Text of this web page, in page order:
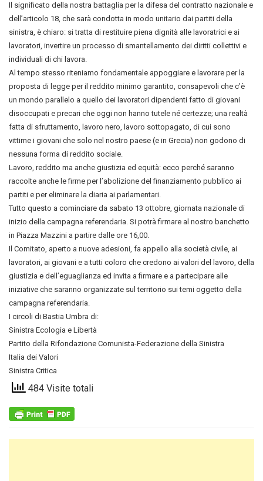
Il significato della nostra battaglia per la difesa del contratto nazionale e
dell’articolo 18, che sarà condotta in modo unitario dai partiti della
sinistra, è chiaro: si tratta di restituire piena dignità alle lavoratrici e ai
lavoratori, invertire un processo di smantellamento dei diritti collettivi e
individuali di chi lavora.
Al tempo stesso riteniamo fondamentale appoggiare e lavorare per la
proposta di legge per il reddito minimo garantito, consapevoli che c’è
un mondo parallelo a quello dei lavoratori dipendenti fatto di giovani
disoccupati e precari che oggi non hanno tutele né certezze; una realtà
fatta di sfruttamento, lavoro nero, lavoro sottopagato, di cui sono
vittime i giovani che solo nel nostro paese (e in Grecia) non godono di
nessuna forma di reddito sociale.
Lavoro, reddito ma anche giustizia ed equità: ecco perché saranno
raccolte anche le firme per l’abolizione del finanziamento pubblico ai
partiti e per eliminare la diaria ai parlamentari.
Tutto questo a cominciare da sabato 13 ottobre, giornata nazionale di
inizio della campagna referendaria. Si potrà firmare al nostro banchetto
in Piazza Mazzini a partire dalle ore 16,00.
Il Comitato, aperto a nuove adesioni, fa appello alla società civile, ai
lavoratori, ai giovani e a tutti coloro che credono ai valori del lavoro, della
giustizia e dell’eguaglianza ed invita a firmare e a partecipare alle
iniziative che saranno organizzate sul territorio sui temi oggetto della
campagna referendaria.
I circoli di Bastia Umbra di:
Sinistra Ecologia e Libertà
Partito della Rifondazione Comunista-Federazione della Sinistra
Italia dei Valori
Sinistra Critica
484 Visite totali